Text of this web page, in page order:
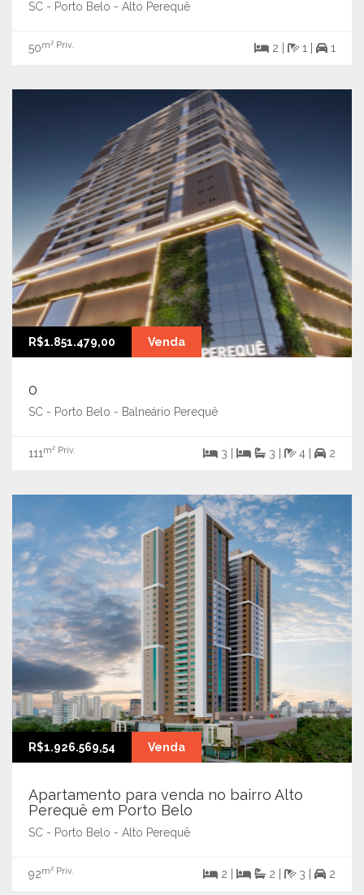
SC - Porto Belo - Alto Perequê
50m² Priv. 2 | 1 | 1
R$1.851.479,00 Venda
0
SC - Porto Belo - Balneário Perequê
111 m² Priv. 3 | 3 | 4 | 2
R$1.926.569,54 Venda
Apartamento para venda no bairro Alto
Perequê em Porto Belo
SC - Porto Belo - Alto Perequê
92m² Priv. 2 | 2 | 3 | 2